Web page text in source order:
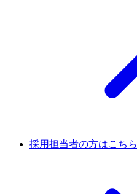
採用担当者の方はこちら